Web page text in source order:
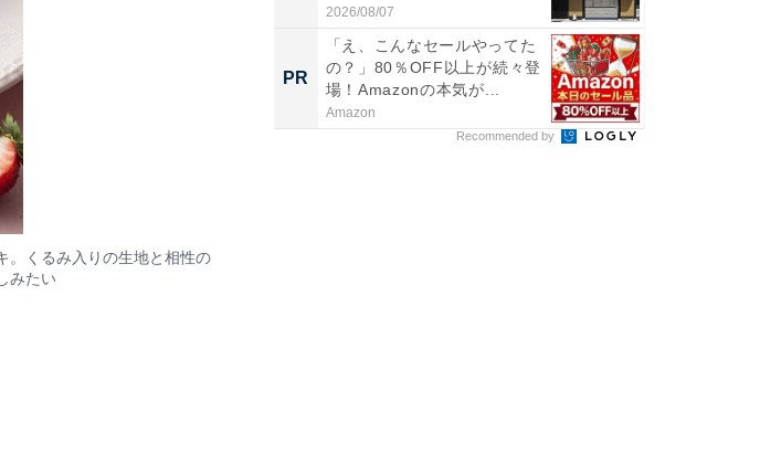
。くるみ入りの生地と相性の
みたい
泉と...
2026/08/07
PR
「え、こんなセールやってた
の？」80％OFF以上が続々登
場！Amazonの本気が...
Amazon
Recommended by